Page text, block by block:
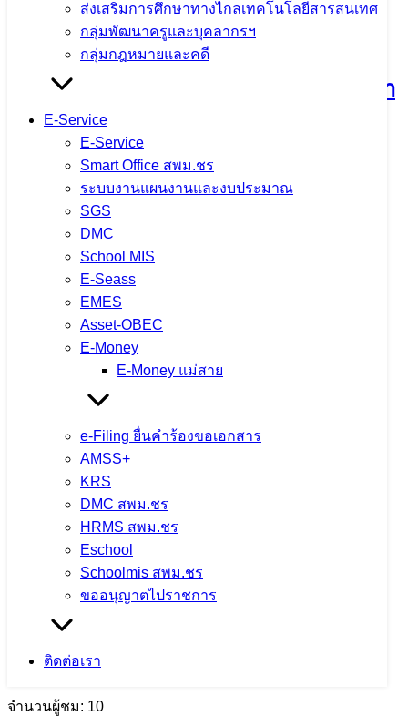
ส่งเสริมการศึกษาทางไกลเทคโนโลยีสารสนเทศ
กลุ่มพัฒนาครูและบุคลากรฯ
กลุ่มกฎหมายและคดี
E-Service
E-Service
Smart Office สพม.ชร
ระบบงานแผนงานและงบประมาณ
SGS
DMC
School MIS
E-Seass
EMES
Asset-OBEC
E-Money
E-Money แม่สาย
e-Filing ยื่นคำร้องขอเอกสาร
AMSS+
KRS
DMC สพม.ชร
HRMS สพม.ชร
Eschool
Schoolmis สพม.ชร
ขออนุญาตไปราชการ
ติดต่อเรา
กิจกรรมแลกเปลี่ยนเรียนรู้วิธีปฏิบัติที่ดี
(Best Practice) และการขับเคลื่อนหลัก
ปรัชญาของเศรษฐกิจพอเพียงสู่สถานศึกษา
ประจำปีงบประมาณ พ.ศ. 2569 ณ โรง
เรียนแม่ต๋ำตาดควันวิทยาคม
4 สิงหาคม 2026
สพม.เชียงราย
จำนวนผู้ชม: 10
ตรวจสุขภาพประจำปี 2569 ใส่ใจสุขภาพ
บุคลากร เสริมสร้างคุณภาพชีวิตและ
ประสิทธิภาพการทำงาน
สพม.เชียงราย
จำนวนผู้ชม: 10